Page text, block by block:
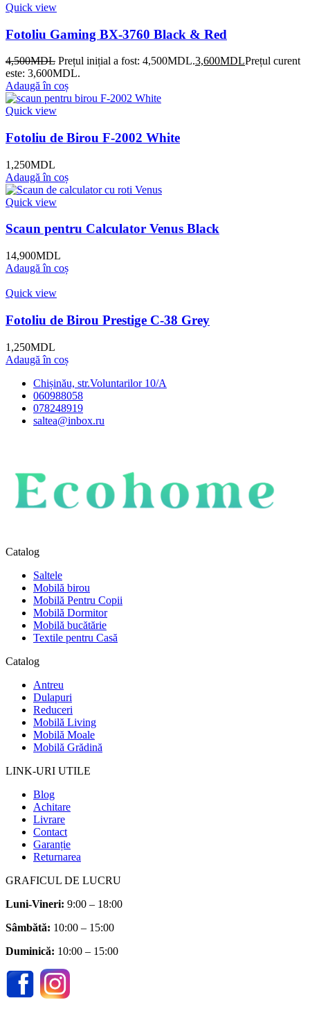
Quick view
Fotoliu Gaming BX-3760 Black & Red
4,500MDL Prețul inițial a fost: 4,500MDL.3,600MDLPrețul curent
este: 3,600MDL.
Adaugă în coș
Quick view
Fotoliu de Birou F-2002 White
1,250MDL
Adaugă în coș
Quick view
Scaun pentru Calculator Venus Black
14,900MDL
Adaugă în coș
Quick view
Fotoliu de Birou Prestige C-38 Grey
1,250MDL
Adaugă în coș
Chișinău, str.Voluntarilor 10/A
060988058
078248919
saltea@inbox.ru
Catalog
Saltele
Mobilă birou
Mobilă Pentru Copii
Mobilă Dormitor
Mobilă bucătărie
Textile pentru Casă
Catalog
Antreu
Dulapuri
Reduceri
Mobilă Living
Mobilă Moale
Mobilă Grădină
LINK-URI UTILE
Blog
Achitare
Livrare
Contact
Garanție
Returnarea
GRAFICUL DE LUCRU
Luni-Vineri: 9:00 – 18:00
Sâmbătă: 10:00 – 15:00
Duminică: 10:00 – 15:00